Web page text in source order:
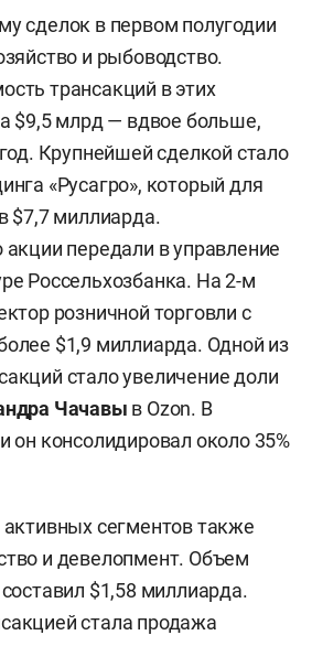
сделок в первом полугодии
и рыбоводство.
трансакций в этих
$9,5 млрд — вдвое больше,
Крупнейшей сделкой стало
«Русагро», который для
$7,7 миллиарда.
акции передали в управление
Россельхозбанка. На 2-м
розничной торговли с
$1,9 миллиарда. Одной из
стало увеличение доли
Чачавы в Ozon. В
он консолидировал около 35%
сегментов также
и девелопмент. Объем
$1,58 миллиарда.
стала продажа